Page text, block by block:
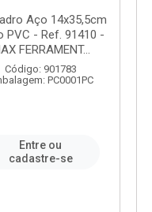
Aço 14x35,5cm
PVC - Ref. 91410 -
FERRAMENT...
Código: 901783
PC0001PC
Entre ou
cadastre-se